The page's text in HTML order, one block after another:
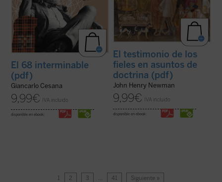
El 68 interminable
(pdf)
Giancarlo Cesana
9,99€ IVA incluido
disponible en ebook:
El testimonio de los
fieles en asuntos de
doctrina (pdf)
John Henry Newman
9,99€ IVA incluido
disponible en ebook:
1 2 3 … 41 Siguiente »